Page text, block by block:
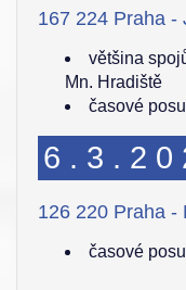
167 224 Praha -
většina
Mn. Hradiště
časové
126 220 Praha -
časové